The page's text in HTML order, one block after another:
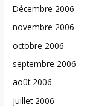
Décembre 2006
novembre 2006
octobre 2006
septembre 2006
août 2006
juillet 2006